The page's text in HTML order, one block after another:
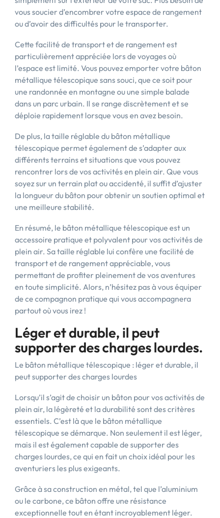
vous soucier d’encombrer votre espace de rangement
ou d’avoir des difficultés pour le transporter.
Cette facilité de transport et de rangement est
particulièrement appréciée lors de voyages où
l’espace est limité. Vous pouvez emporter votre bâton
métallique télescopique sans souci, que ce soit pour
une randonnée en montagne ou une simple balade
dans un parc urbain. Il se range discrètement et se
déploie rapidement lorsque vous en avez besoin.
De plus, la taille réglable du bâton métallique
télescopique permet également de s’adapter aux
différents terrains et situations que vous pouvez
rencontrer lors de vos activités en plein air. Que vous
soyez sur un terrain plat ou accidenté, il suffit d’ajuster
la longueur du bâton pour obtenir un soutien optimal et
une meilleure stabilité.
En résumé, le bâton métallique télescopique est un
accessoire pratique et polyvalent pour vos activités de
plein air. Sa taille réglable lui confère une facilité de
transport et de rangement appréciable, vous
permettant de profiter pleinement de vos aventures
en toute simplicité. Alors, n’hésitez pas à vous équiper
de ce compagnon pratique qui vous accompagnera
partout où vous irez !
Léger et durable, il peut
supporter des charges lourdes.
Le bâton métallique télescopique : léger et durable, il
peut supporter des charges lourdes
Lorsqu’il s’agit de choisir un bâton pour vos activités de
plein air, la légèreté et la durabilité sont des critères
essentiels. C’est là que le bâton métallique
télescopique se démarque. Non seulement il est léger,
mais il est également capable de supporter des
charges lourdes, ce qui en fait un choix idéal pour les
aventuriers les plus exigeants.
Grâce à sa construction en métal, tel que l’aluminium
ou le carbone, ce bâton offre une résistance
exceptionnelle tout en étant incroyablement léger.